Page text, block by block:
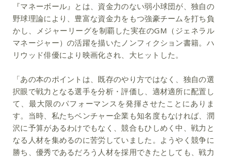
『マネーボール』とは、資金力のない弱小球団が、独自の
野球理論により、豊富な資金力をもつ強豪チームを打ち負
かし、メジャーリーグを制覇した実在のGM（ジェネラル
マネージャー）の活躍を描いたノンフィクション書籍。ハ
リウッド俳優により映画化され、大ヒットした。
「あの本のポイントは、既存のやり方ではなく、独自の選
択眼で戦力となる選手を分析・評価し、適材適所に配置し
て、最大限のパフォーマンスを発揮させたことにありま
す。当時、私たちベンチャー企業も知名度もなければ、潤
沢に予算があるわけでもなく、競合もひしめく中、戦力と
なる人材を集めるのに苦労していました。ようやく競争に
勝ち、優秀であるだろう人材を採用できたとしても、戦力